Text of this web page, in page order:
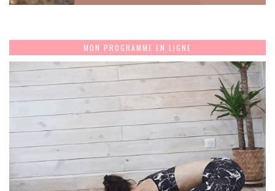
MON PROGRAMME EN LIGNE